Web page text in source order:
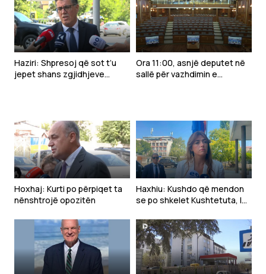
Haziri: Shpresoj që sot t’u
jepet shans zgjidhjeve
Ora 11:00, asnjë deputet në
sallë për vazhdimin e
Hoxhaj: Kurti po përpiqet ta
nënshtrojë opozitën
Haxhiu: Kushdo që mendon
se po shkelet Kushtetuta, le
Kushtetuese